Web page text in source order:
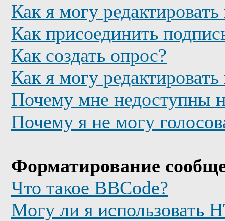
Как я могу
Как присоединить
Как создать опрос?
Как я могу
Почему мне недоступны
Почему я не могу
Форматирование
Что такое BBCode?
Могу ли я использовать